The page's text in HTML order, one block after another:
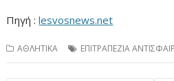
Πηγή :lesvosnews.net
ΑΘΛΗΤΙΚΑ ΕΠΙΤΡΑΠΕΖΙΑ